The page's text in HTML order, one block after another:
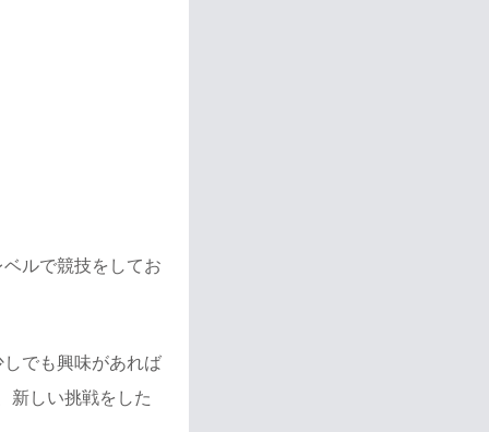
ルで競技をしてお
でも興味があれば
新しい挑戦をした